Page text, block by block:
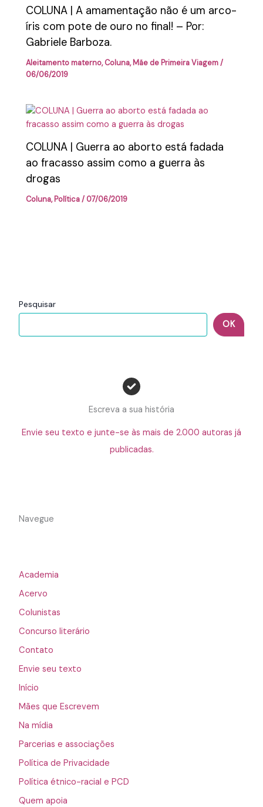
Pesquisar
OK
Escreva a sua história
Envie seu texto e junte-se às mais de 2.000 autoras já
publicadas.
Navegue
Academia
Acervo
Colunistas
Concurso literário
Contato
Envie seu texto
Início
Mães que Escrevem
Na mídia
Parcerias e associações
Política de Privacidade
Política étnico-racial e PCD
Quem apoia
COLUNA | A amamentação não é um arco-
íris com pote de ouro no final! – Por:
Gabriele Barboza.
Aleitamento materno,Coluna,Mãe de Primeira Viagem/
06/06/2019
COLUNA | Guerra ao aborto está fadada
ao fracasso assim como a guerra às
drogas
Coluna,Política/07/06/2019